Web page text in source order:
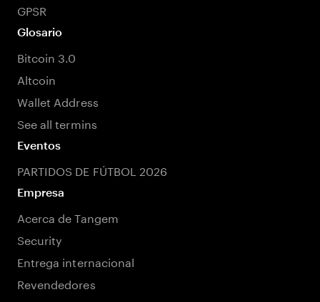
GPSR
Glosario
Bitcoin 3.0
Altcoin
Wallet Address
See all termins
Eventos
PARTIDOS DE FÚTBOL 2026
Empresa
Acerca de Tangem
Security
Entrega internacional
Revendedores